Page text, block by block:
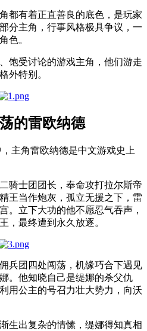
都有着正直善良的底色，是玩家
分主角，行事风格极具争议，一
色。
饱受讨论的游戏主角，他们游走
外特别。
的雷欧纳德
主角雷欧纳德是中文游戏史上
骑士团团长，奉命攻打拉尔斯帝
王当作炮灰，孤立无援之下，雷
。立下大功的他不愿忍气吞声，
，最终遭到永久放逐。
兵团四处闯荡，机缘巧合下遇见
。他知晓自己是缇娜的杀父仇
用公主的号召力壮大势力，向沃
生出复杂的情愫，缇娜得知真相